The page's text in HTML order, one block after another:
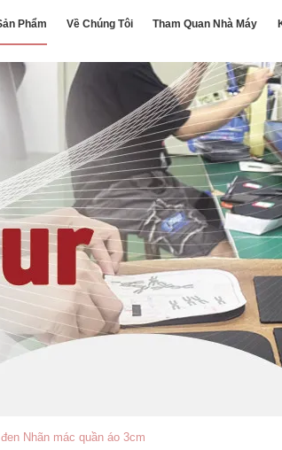
Phẩm Về Chúng Tôi Tham Quan Nhà Máy
Nhãn mác quần áo 3cm